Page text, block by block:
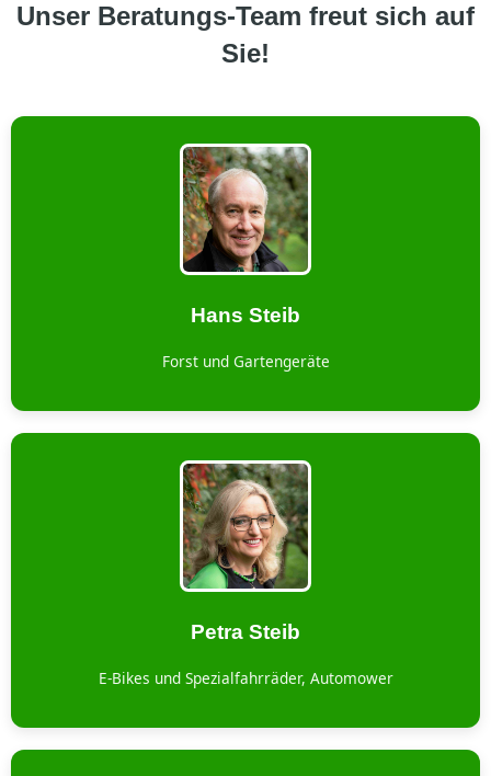
Unser Beratungs-Team freut sich auf
Sie!
Hans Steib
Forst und Gartengeräte
Petra Steib
E-Bikes und Spezialfahrräder, Automower